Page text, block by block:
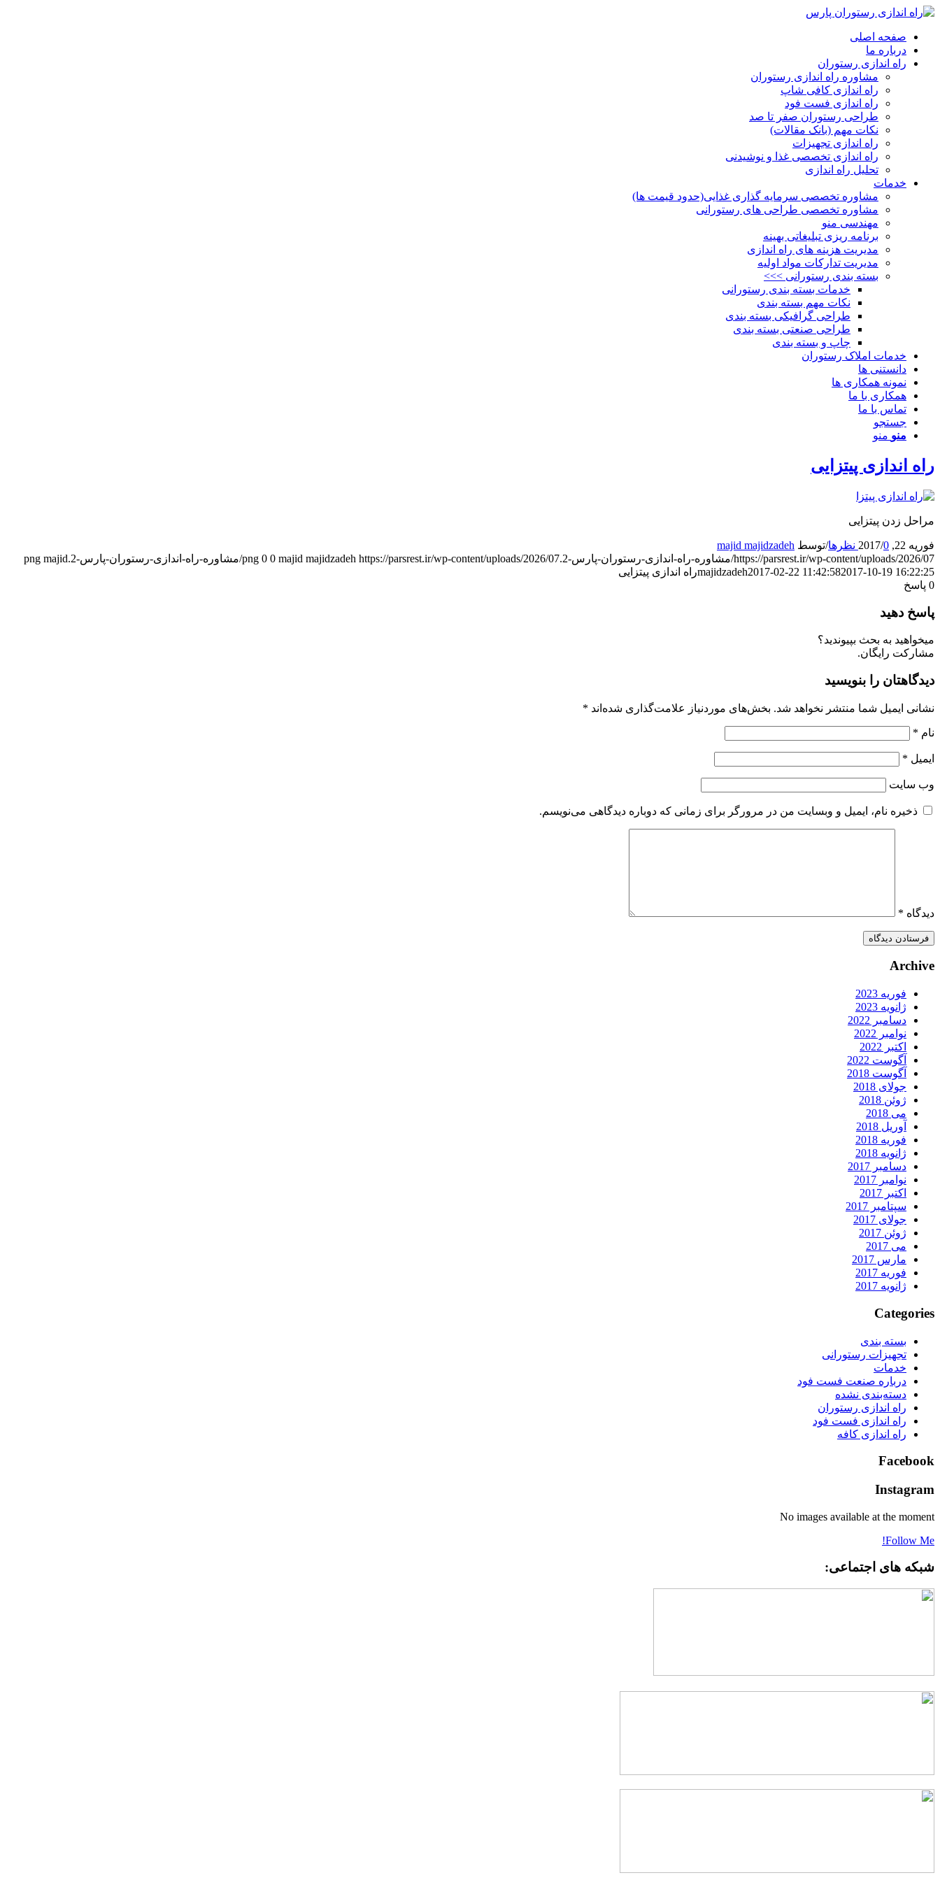
صفحه اصلی
درباره ما
راه اندازی رستوران
مشاوره راه اندازی رستوران
راه اندازی کافی شاپ
راه اندازی فست فود
طراحی رستوران صفر تا صد
نکات مهم (بانک مقالات)
راه اندازی تجهیزات
راه اندازی تخصصی غذا و نوشیدنی
تحلیل راه اندازی
خدمات
مشاوره تخصصی سرمایه گذاری غذایی(حدود قیمت ها)
مشاوره تخصصی طراحی های رستورانی
مهندسی منو
برنامه ریزی تبلیغاتی بهینه
مدیریت هزینه های راه اندازی
مدیریت تدارکات مواد اولیه
بسته بندی رستورانی >>>
خدمات بسته بندی رستورانی
نکات مهم بسته بندی
طراحی گرافیکی بسته بندی
طراحی صنعتی بسته بندی
چاپ و بسته بندی
خدمات املاک رستوران
دانستنی ها
نمونه همکاری ها
همکاری با ما
تماس با ما
جستجو
منو منو
راه اندازی پیتزایی
مراحل زدن پیتزایی
فوریه 22, 2017 /0 نظرها /توسط majid majidzadeh
https://parsrest.ir/wp-content/uploads/2026/07/مشاوره-راه-اندازی-رستوران-پارس-2.png
0 0 majid majidzadeh https://parsrest.ir/wp-content/uploads/2026/07/مشاوره-راه-اندازی-رستوران-پارس-2.png
majid
majidzadeh2017-02-22 11:42:582017-10-19 16:22:25
راه اندازی پیتزایی
0 پاسخ
پاسخ دهید
میخواهید به بحث بپیوندید؟
مشارکت رایگان.
دیدگاهتان را بنویسید
نشانی ایمیل شما منتشر نخواهد شد. بخش‌های موردنیاز علامت‌گذاری شده‌اند *
نام *
ایمیل *
وب‌ سایت
ذخیره نام، ایمیل و وبسایت من در مرورگر برای زمانی که دوباره دیدگاهی می‌نویسم.
دیدگاه *
Archive
فوریه 2023
ژانویه 2023
دسامبر 2022
نوامبر 2022
اکتبر 2022
آگوست 2022
آگوست 2018
جولای 2018
ژوئن 2018
می 2018
آوریل 2018
فوریه 2018
ژانویه 2018
دسامبر 2017
نوامبر 2017
اکتبر 2017
سپتامبر 2017
جولای 2017
ژوئن 2017
می 2017
مارس 2017
فوریه 2017
ژانویه 2017
Categories
بسته بندی
تجهیزات رستورانی
خدمات
درباره صنعت فست فود
دسته‌بندی نشده
راه اندازی رستوران
راه اندازی فست فود
راه اندازی کافه
Facebook
Instagram
No images available at the moment
Follow Me!
شبکه های اجتماعی: